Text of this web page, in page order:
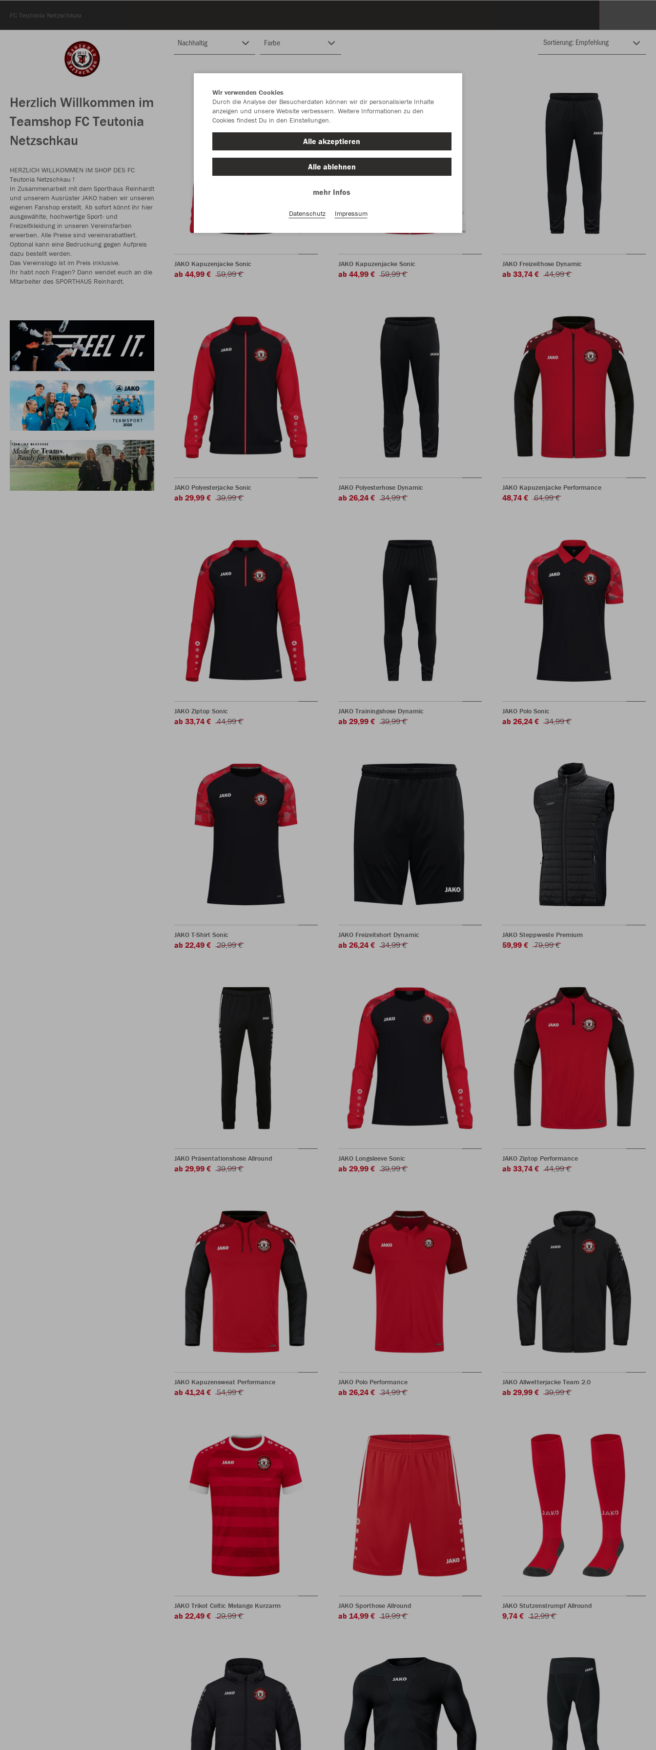
FC Teutonia Netzschkau
Herzlich Willkommen im
Teamshop FC Teutonia
Netzschkau
HERZLICH WILLKOMMEN IM SHOP DES FC
Teutonia Netzschkau !
In Zusammenarbeit mit dem Sporthaus Reinhardt
und unserem Ausrüster JAKO haben wir unseren
eigenen Fanshop erstellt. Ab sofort könnt ihr hier
ausgewählte, hochwertige Sport- und
Freizeitkleidung in unseren Vereinsfarben
erwerben. Alle Preise sind vereinsrabattiert.
Optional kann eine Bedruckung gegen Aufpreis
dazu bestellt werden.
Das Vereinslogo ist im Preis inklusive.
Ihr habt noch Fragen? Dann wendet euch an die
Mitarbeiter des SPORTHAUS Reinhardt.
Nachhaltig Farbe
JAKO Kapuzenjacke Sonic
ab 44,99 € 59,99 €
JAKO Kapuzenjacke Sonic
ab 44,99 € 59,99 €
JAKO Freizeithose Dynamic
ab 33,74 € 44,99 €
JAKO Polyesterjacke Sonic
ab 29,99 € 39,99 €
JAKO Polyesterhose Dynamic
ab 26,24 € 34,99 €
JAKO Kapuzenjacke Performance
48,74 € 64,99 €
JAKO Ziptop Sonic
ab 33,74 € 44,99 €
JAKO Trainingshose Dynamic
ab 29,99 € 39,99 €
JAKO Polo Sonic
ab 26,24 € 34,99 €
JAKO T-Shirt Sonic
ab 22,49 € 29,99 €
JAKO Freizeitshort Dynamic
ab 26,24 € 34,99 €
JAKO Steppweste Premium
59,99 € 79,99 €
JAKO Präsentationshose Allround
ab 29,99 € 39,99 €
JAKO Longsleeve Sonic
ab 29,99 € 39,99 €
JAKO Ziptop Performance
ab 33,74 € 44,99 €
JAKO Kapuzensweat Performance
ab 41,24 € 54,99 €
JAKO Polo Performance
ab 26,24 € 34,99 €
JAKO Allwetterjacke Team 2.0
ab 29,99 € 39,99 €
JAKO Trikot Celtic Melange Kurzarm
ab 22,49 € 29,99 €
JAKO Sporthose Allround
ab 14,99 € 19,99 €
JAKO Stutzenstrumpf Allround
9,74 € 12,99 €
Wir verwenden Cookies
Durch die Analyse der Besucherdaten können wir dir personalisierte Inhalte
anzeigen und unsere Website verbessern. Weitere Informationen zu den
Cookies findest Du in den Einstellungen.
Alle akzeptieren
Alle ablehnen
mehr Infos
Datenschutz Impressum